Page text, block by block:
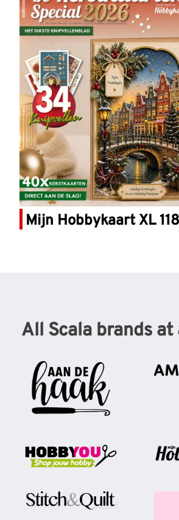
Mijn Hobbykaart XL 118
All Scala brands at